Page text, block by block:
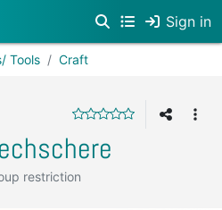
Sign in
Tools Craft
restriction